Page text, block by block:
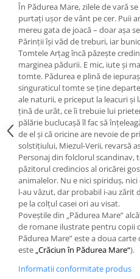
Editura Lizuka Educativ
Editura Nemira
Editura Nomina
Editura Pandora M
Editura Portocala Albastră
Editura Scriptum
Editura Sophia
Editura Usborne
Editura Vellant
Editura Verba
În Pădurea Mare, zilele de vară
purtați ușor de vânt pe cer. Puii
mereu gata de joacă – doar așa
Părinții își văd de treburi, iar
Tomtele Arțag încă păzește
marginea pădurii. E mic, iute și
tomte. Pădurea e plină de
singuraticul tomte se ține
ale naturii, e priceput la leacuri
țină de urât, ce îi trebuie lui
pălărie buclucașă îl fac să
de el și că oricine are nevoie de
solstițiului, Miezul-Verii, revarsă
Personaj din folclorul scandinav,
păzitorul credincios al oricărei
animalelor. Nu e nici spiriduș,
l-au văzut, dar probabil i-au zărit
pe la colțul casei ori au visat.
Poveștile din „Pădurea Mare”
de romane ilustrate pentru copii
Pădurea Mare” este a doua
este „Crăciun în Pădurea Mare“).
Informatii conformitate produs